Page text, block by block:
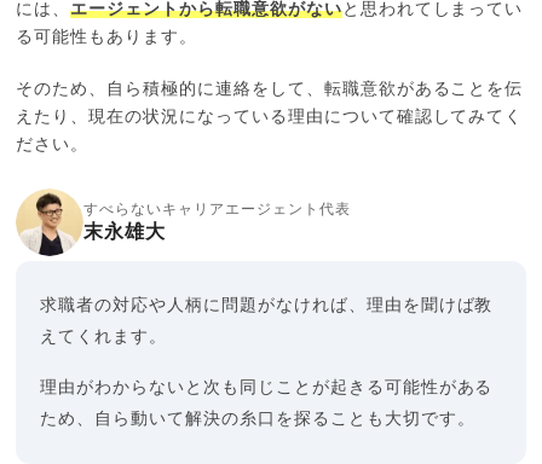
には、エージェントから転職意欲がないと思われてしまってい
る可能性もあります。
そのため、自ら積極的に連絡をして、転職意欲があることを伝
えたり、現在の状況になっている理由について確認してみてく
ださい。
すべらないキャリアエージェント代表
末永雄大
求職者の対応や人柄に問題がなければ、理由を聞けば教
えてくれます。
理由がわからないと次も同じことが起きる可能性がある
ため、自ら動いて解決の糸口を探ることも大切です。